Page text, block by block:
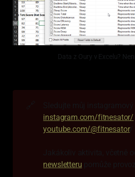
Data z Oury v Excelu?
instagram.com/fitnesator/
youtube.com/@fitnesator/
newsletteru